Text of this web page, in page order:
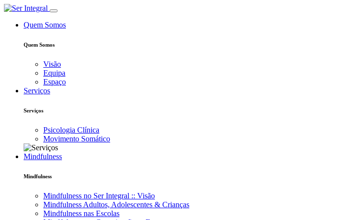
Quem Somos
Quem Somos
Visão
Equipa
Espaço
Serviços
Serviços
Psicologia Clínica
Movimento Somático
Mindfulness
Mindfulness
Mindfulness no Ser Integral :: Visão
Mindfulness Adultos, Adolescentes & Crianças
Mindfulness nas Escolas